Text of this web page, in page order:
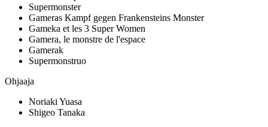
Supermonster
Gameras Kampf gegen Frankensteins Monster
Gameka et les 3 Super Women
Gamera, le monstre de l'espace
Gamerak
Supermonstruo
Ohjaaja
Noriaki Yuasa
Shigeo Tanaka